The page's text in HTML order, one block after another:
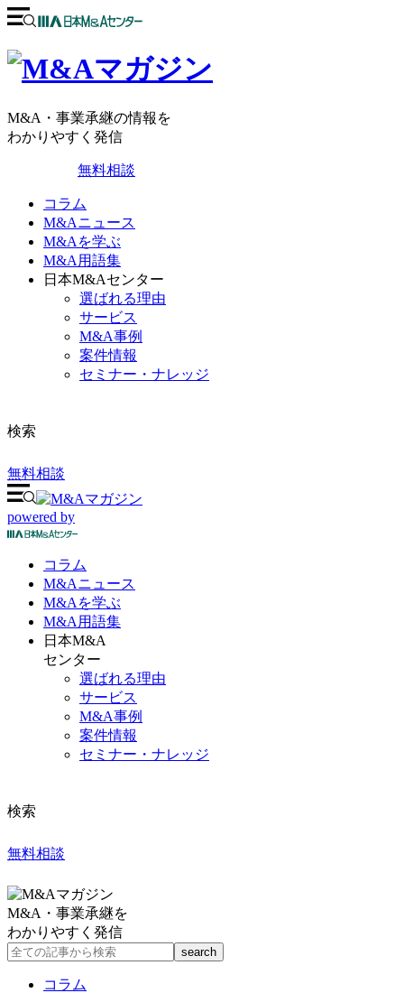
M&A・事業承継の情報を
わかりやすく発信
無料相談
コラム
M&Aニュース
M&Aを学ぶ
M&A用語集
日本M&Aセンター
選ばれる理由
サービス
M&A事例
案件情報
セミナー・ナレッジ
検索
無料相談
powered by
コラム
M&Aニュース
M&Aを学ぶ
M&A 用語集
日本M&A
センター
選ばれる理由
サービス
M&A事例
案件情報
セミナー・ナレッジ
検索
無料相談
M&A・事業承継を
わかりやすく発信
コラム